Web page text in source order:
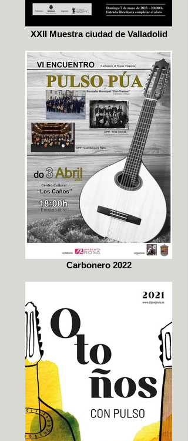
XXII Muestra ciudad de Valladolid
Carbonero 2022